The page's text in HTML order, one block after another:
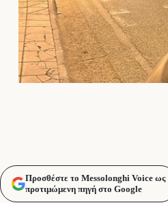
Προσθέστε το Messolonghi Voice ως
προτιμώμενη πηγή στο Google